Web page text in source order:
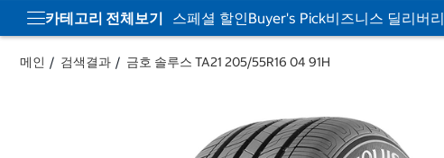
카테고리 전체보기 스페셜 할인Buyer's Pick비즈니스 딜리버리
메인 검색결과 금호 솔루스 TA21 205/55R16 04 91H